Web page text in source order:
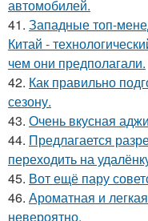
автомобилей.
41. Западные топ-
Китай -
чем они предполагали.
42. Как правильно
сезону.
43. Очень вкусная
44. Предлагается
переходить на
45. Вот ещё пару
46. Ароматная и
невероятно.